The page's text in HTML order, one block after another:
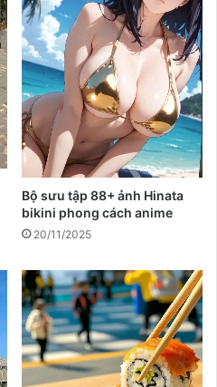
Bộ sưu tập 88+ ảnh Hinata
bikini phong cách anime
20/11/2025